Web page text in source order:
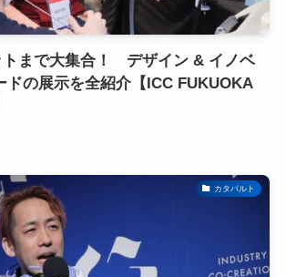
トまで大集合！ デザイン & イノベ
ドの展示を全紹介【ICC FUKUOKA
カタパルト